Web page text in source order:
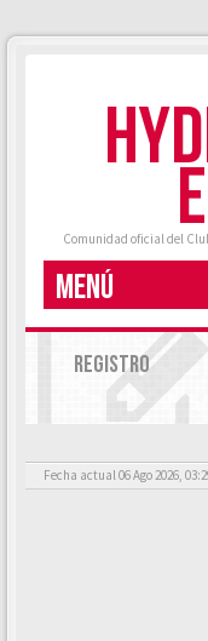
Comunidad oficial del
MENÚ
REGISTRO
Fecha actual 06 Ago 2026,